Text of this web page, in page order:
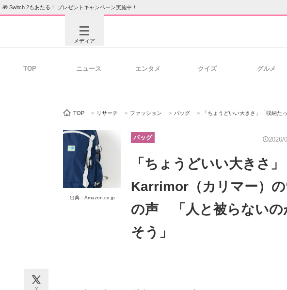
🎁 Switch 2もあたる！ プレゼントキャンペーン実施中！
メディア
ビジネスと働き方のヒント
ITエンジニア向け専門サイト
TOP ニュース エンタメ クイズ グルメ
TOP > リサーチ > ファッション > バッグ > 「ちょうどいい大きさ」「収納たっぷり」Karrimor（
出典：Amazon.co.jp
バッグ 2026/
「ちょうどいい大きさ
Karrimor（カリマー）
の声 「人と被らないの
そう」